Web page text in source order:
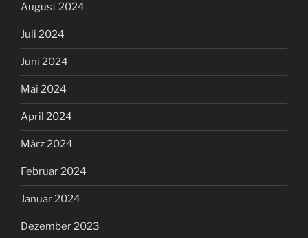
August 2024
Juli 2024
Juni 2024
Mai 2024
April 2024
März 2024
Februar 2024
Januar 2024
Dezember 2023